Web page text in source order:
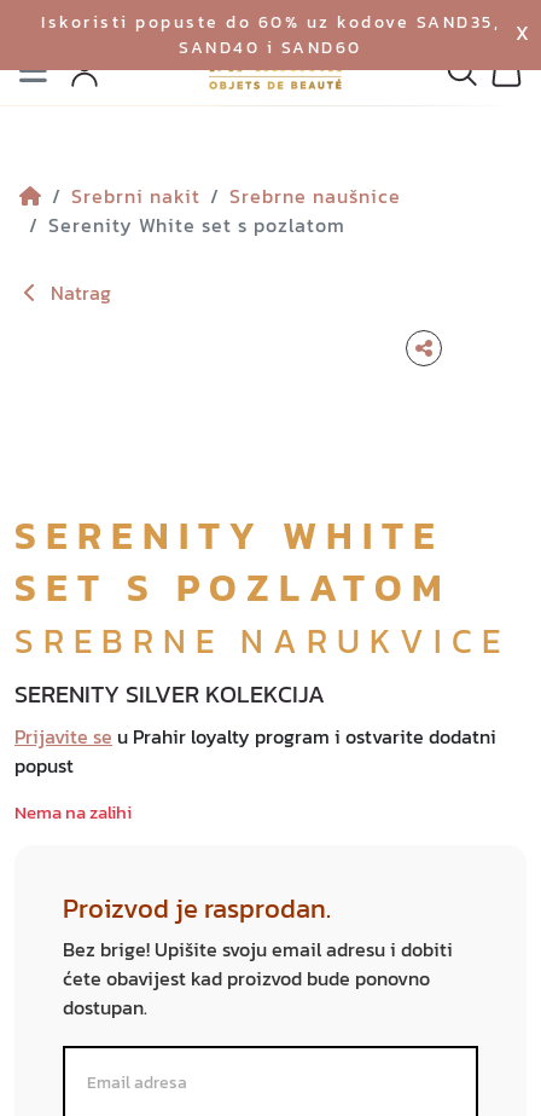
Iskoristi popuste do 60% uz kodove SAND35,
SAND40 i SAND60
X
Izbornik
Profil
Srebrni nakit
Srebrne naušnice
Serenity White set s pozlatom
Natrag
SERENITY WHITE
SET S POZLATOM
SREBRNE NARUKVICE
SERENITY SILVER KOLEKCIJA
Prijavite se u Prahir loyalty program i ostvarite dodatni
popust
Nema na zalihi
Proizvod je rasprodan.
Bez brige! Upišite svoju email adresu i dobiti
ćete obavijest kad proizvod bude ponovno
dostupan.